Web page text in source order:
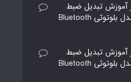
آموزش تبدیل ضبط
صوت قدیمی به مدل بلوتوثی Bluetooth
آموزش تبدیل ضبط
صوت قدیمی به مدل بلوتوثی Bluetooth